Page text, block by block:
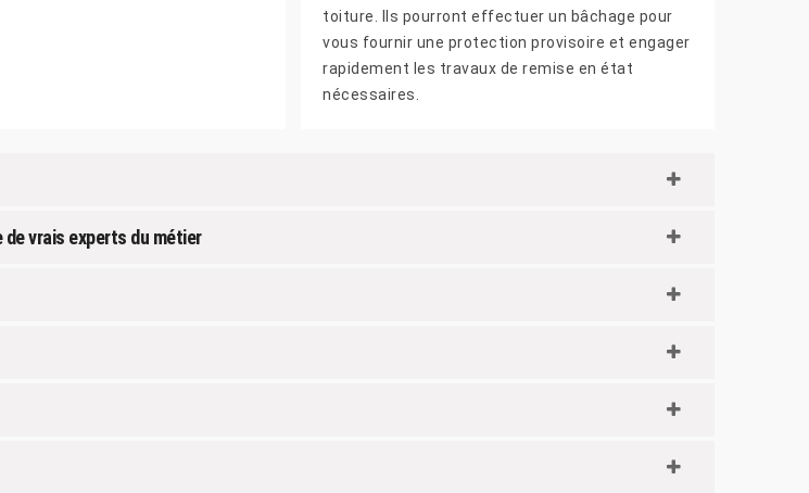
toiture. Ils pourront effectuer un bâchage pour
vous fournir une protection provisoire et engager
rapidement les travaux de remise en état
nécessaires.
de vrais experts du métier